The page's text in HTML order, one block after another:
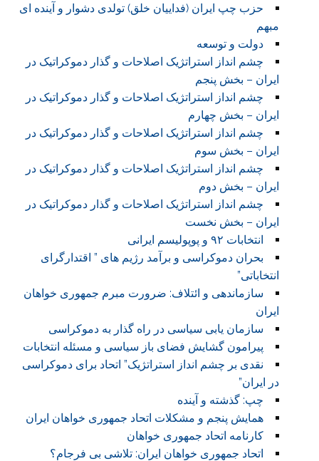
حزب چپ ایران (فداییان خلق) تولدی دشوار و آینده ای
مبهم
دولت و توسعه
چشم انداز استراتژیک اصلاحات و گذار دموکراتیک در
ایران – بخش پنجم
چشم انداز استراتژیک اصلاحات و گذار دموکراتیک در
ایران – بخش چهارم
چشم انداز استراتژیک اصلاحات و گذار دموکراتیک در
ایران – بخش سوم
چشم انداز استراتژیک اصلاحات و گذار دموکراتیک در
ایران – بخش دوم
چشم انداز استراتژیک اصلاحات و گذار دموکراتیک در
ایران – بخش نخست
انتخابات ۹۲ و پوپولیسم ایرانی
بحران دموکراسی و برآمد رژیم های ” اقتدارگرای
انتخاباتی”
سازماندهی و ائتلاف: ضرورت مبرم جمهوری خواهان
ایران
سازمان یابی سیاسی در راه گذار به دموکراسی
پیرامون گشایش فضای باز سیاسی و مسئله انتخابات
نقدی بر چشم انداز استراتژیک” اتحاد برای دموکراسی
در ایران”
چپ: گذشته و آینده
همایش پنجم و مشکلات اتحاد جمهوری خواهان ایران
کارنامه اتحاد جمهوری خواهان
اتحاد جمهوری خواهان ایران: تلاشی بی فرجام؟